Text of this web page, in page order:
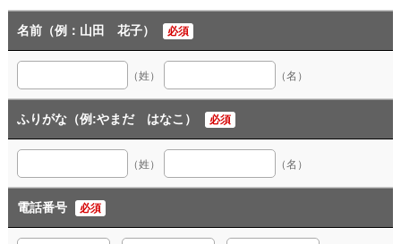
名前（例：山田 花子） 必須
（姓） （名）
ふりがな（例:やまだ はなこ） 必須
（姓） （名）
電話番号 必須